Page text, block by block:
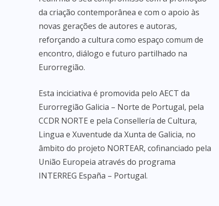
da criação contemporânea e com o apoio às
novas gerações de autores e autoras,
reforçando a cultura como espaço comum de
encontro, diálogo e futuro partilhado na
Eurorregião.
Esta inciciativa é promovida pelo AECT da
Eurorregião Galicia – Norte de Portugal, pela
CCDR NORTE e pela Consellería de Cultura,
Lingua e Xuventude da Xunta de Galicia, no
âmbito do projeto NORTEAR, cofinanciado pela
União Europeia através do programa
INTERREG España – Portugal.